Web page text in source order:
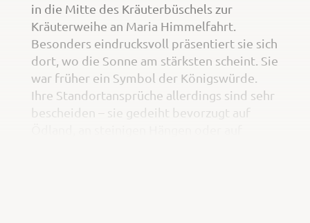
in die Mitte des Kräuterbüschels zur
Kräuterweihe an Maria Himmelfahrt.
Besonders eindrucksvoll präsentiert sie sich
dort, wo die Sonne am stärksten scheint. Sie
war früher ein Symbol der Königswürde.
Ihre Standortansprüche allerdings sind sehr
bescheiden – sie gedeiht bevorzugt auf